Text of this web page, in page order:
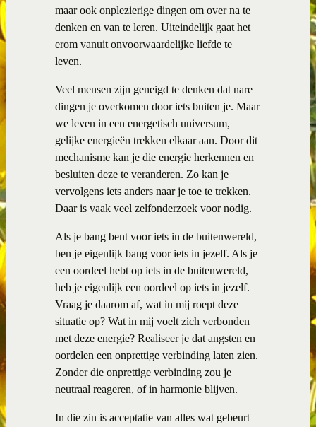
maar ook onplezierige dingen om over na te
denken en van te leren. Uiteindelijk gaat het
erom vanuit onvoorwaardelijke liefde te
leven.
Veel mensen zijn geneigd te denken dat nare
dingen je overkomen door iets buiten je. Maar
we leven in een energetisch universum,
gelijke energieën trekken elkaar aan. Door dit
mechanisme kan je die energie herkennen en
besluiten deze te veranderen. Zo kan je
vervolgens iets anders naar je toe te trekken.
Daar is vaak veel zelfonderzoek voor nodig.
Als je bang bent voor iets in de buitenwereld,
ben je eigenlijk bang voor iets in jezelf. Als je
een oordeel hebt op iets in de buitenwereld,
heb je eigenlijk een oordeel op iets in jezelf.
Vraag je daarom af, wat in mij roept deze
situatie op? Wat in mij voelt zich verbonden
met deze energie? Realiseer je dat angsten en
oordelen een onprettige verbinding laten zien.
Zonder die onprettige verbinding zou je
neutraal reageren, of in harmonie blijven.
In die zin is acceptatie van alles wat gebeurt